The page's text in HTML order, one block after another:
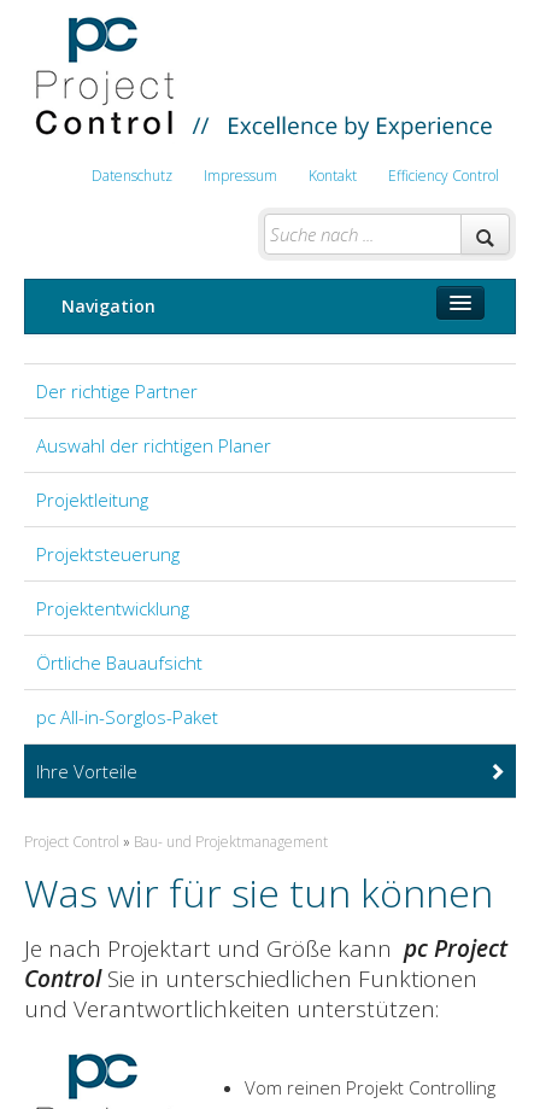
Datenschutz Impressum Kontakt Efficiency Control
Navigation
Bau- und Projektmanagement
Sachverständiger
Brandstätter Bau- und
Projektmanagement GmbH
News | Referenzen
Der richtige Partner
Auswahl der richtigen Planer
Projektleitung
Projektsteuerung
Projektentwicklung
Örtliche Bauaufsicht
pc All-in-Sorglos-Paket
Ihre Vorteile
Project Control » Bau- und Projektmanagement
Was wir für sie tun können
Je nach Projektart und Größe kann pc Project
ControlSie in unterschiedlichen Funktionen
und Verantwortlichkeiten unterstützen:
Vom reinen Projekt Controlling